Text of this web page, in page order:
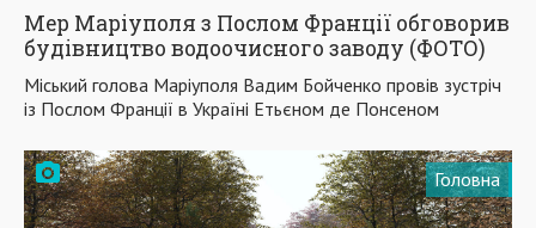
Мер Маріуполя з Послом Франції обговорив
будівництво водоочисного заводу (ФОТО)
Міський голова Маріуполя Вадим Бойченко провів зустріч
із Послом Франції в Україні Етьєном де Понсеном
Головна